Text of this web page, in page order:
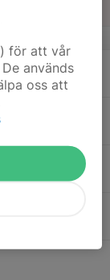
för att vår
används
oss att